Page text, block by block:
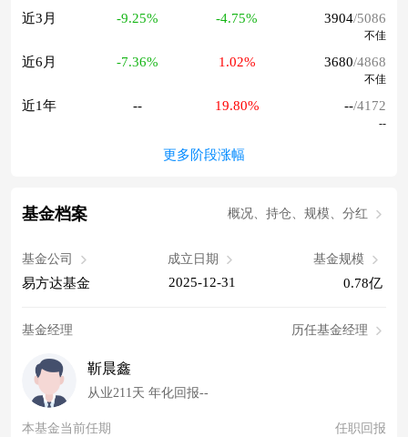
近3月 -9.25% -4.75% 3904/5086
不佳
近6月 -7.36% 1.02% 3680/4868
不佳
近1年 -- 19.80% --/4172
--
更多阶段涨幅
基金档案 概况、持仓、规模、分红
基金公司
易方达基金
成立日期
2025-12-31
基金规模
0.78亿
基金经理 历任基金经理
靳晨鑫
从业211天 年化回报--
本基金当前任期 任职回报